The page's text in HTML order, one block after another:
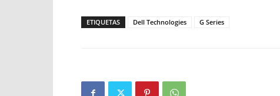
ETIQUETAS Dell Technologies G Series